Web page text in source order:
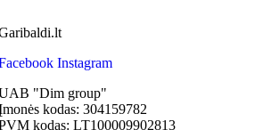
Instagram
"Dim group"
kodas: 304159782
kodas: LT100009902813